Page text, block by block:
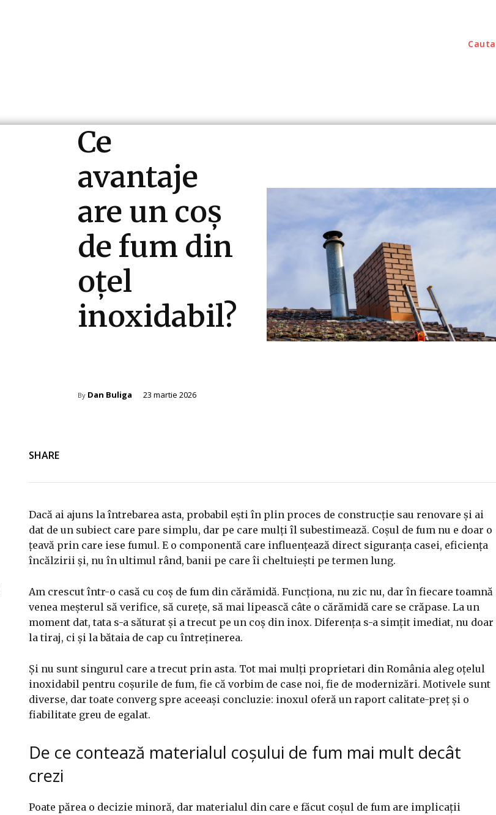
Cauta
Ce
avantaje
are un coș
de fum din
oțel
inoxidabil?
By Dan Buliga 23 martie 2026
SHARE
Dacă ai ajuns la întrebarea asta, probabil ești în plin proces de construcție sau renovare și ai
dat de un subiect care pare simplu, dar pe care mulți îl subestimează. Coșul de fum nu e doar o
țeavă prin care iese fumul. E o componentă care influențează direct siguranța casei, eficiența
încălzirii și, nu în ultimul rând, banii pe care îi cheltuiești pe termen lung.
Am crescut într-o casă cu coș de fum din cărămidă. Funcționa, nu zic nu, dar în fiecare toamnă
venea meșterul să verifice, să curețe, să mai lipească câte o cărămidă care se crăpase. La un
moment dat, tata s-a săturat și a trecut pe un coș din inox. Diferența s-a simțit imediat, nu doar
la tiraj, ci și la bătaia de cap cu întreținerea.
Și nu sunt singurul care a trecut prin asta. Tot mai mulți proprietari din România aleg oțelul
inoxidabil pentru coșurile de fum, fie că vorbim de case noi, fie de modernizări. Motivele sunt
diverse, dar toate converg spre aceeași concluzie: inoxul oferă un raport calitate-preț și o
fiabilitate greu de egalat.
De ce contează materialul coșului de fum mai mult decât
crezi
Poate părea o decizie minoră, dar materialul din care e făcut coșul de fum are implicații